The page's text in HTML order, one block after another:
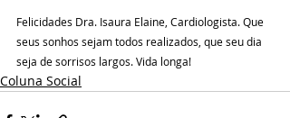
Felicidades Dra. Isaura Elaine, Cardiologista. Que
seus sonhos sejam todos realizados, que seu dia
seja de sorrisos largos. Vida longa!
Coluna Social